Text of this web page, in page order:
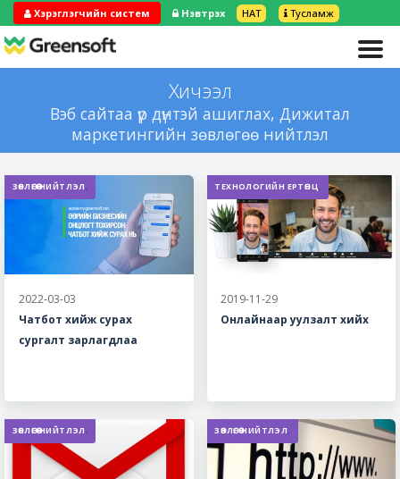
Хэрэглэгчийн систем Нэвтрэх НӨАТ Тусламж
Хичээл
Вэб сайтаа үр дүнтэй ашиглах, Дижитал
маркетингийн зөвлөгөө нийтлэл
ЗӨВЛӨГӨӨ НИЙТЛЭЛ,
2022-03-03
Чатбот хийж сурах
сургалт зарлагдлаа
ТЕХНОЛОГИЙН ЕРТӨНЦ,
2019-11-29
Онлайнаар уулзалт хийх
ЗӨВЛӨГӨӨ НИЙТЛЭЛ, ЗӨВЛӨГӨӨ НИЙТЛЭЛ,